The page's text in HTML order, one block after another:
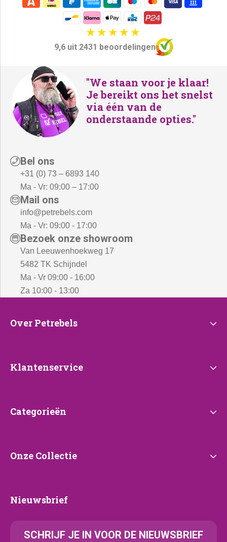
9,6 uit 2431 beoordelingen
"We staan voor je klaar!
Je bereikt ons het snelst
via één van de
onderstaande opties."
Bel ons
+31 (0) 73 – 6893 140
Ma - Vr: 09:00 – 17:00
Mail ons
info@petrebels.com
Ma - Vr: 09:00 - 17:00
Bezoek onze showroom
Van Leeuwenhoekweg 17
5482 TK Schijndel
Ma - Vr 09:00 - 16:00
Za 10:00 - 13:00
Over
Over Petrebels
Klantenservice
Klantenservice
Categorieën
Categorieën
Onze
Onze Collectie
Nieuwsbrief
Nieuwsbrief
SCHRIJF JE IN VOOR DE NIEUWSBRIEF